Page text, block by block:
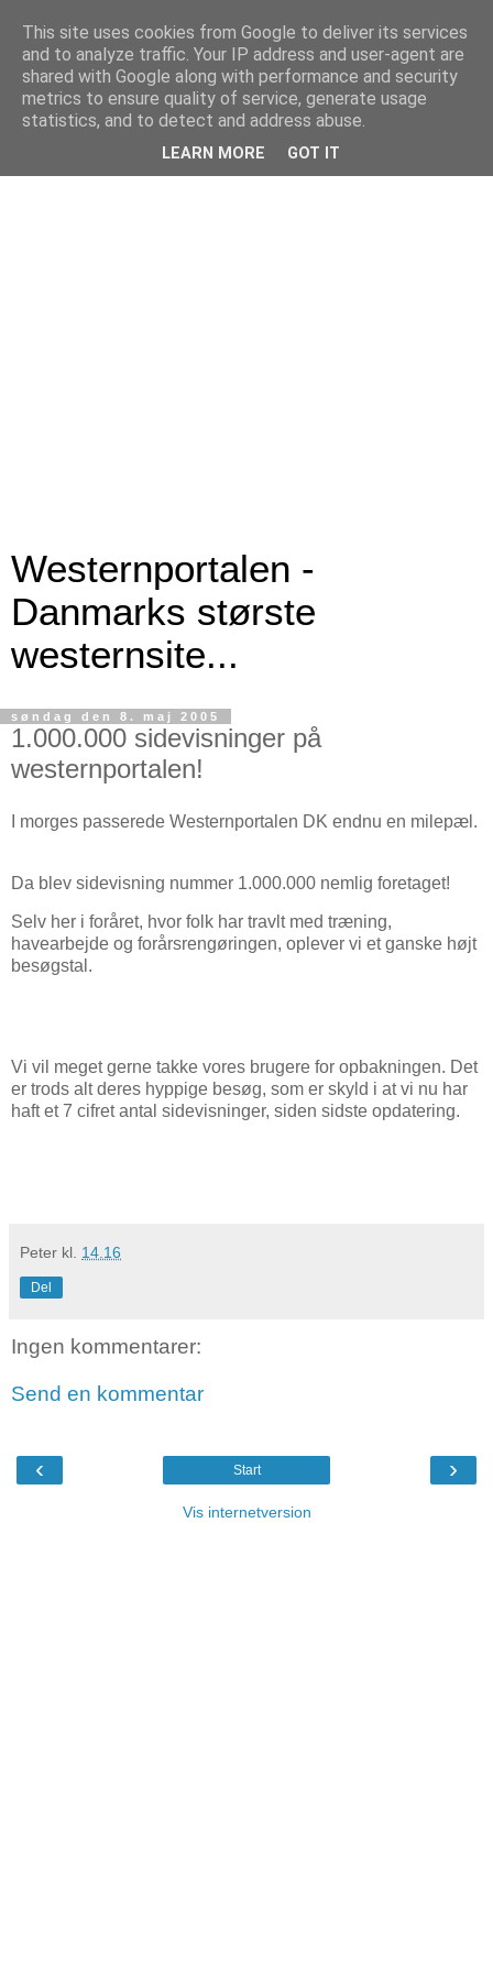
Westernportalen -
Danmarks største
westernsite...
søndag den 8. maj 2005
1.000.000 sidevisninger på
westernportalen!
I morges passerede Westernportalen DK endnu en milepæl.
Da blev sidevisning nummer 1.000.000 nemlig foretaget!
Selv her i foråret, hvor folk har travlt med træning,
havearbejde og forårsrengøringen, oplever vi et ganske højt
besøgstal.
Vi vil meget gerne takke vores brugere for opbakningen. Det
er trods alt deres hyppige besøg, som er skyld i at vi nu har
haft et 7 cifret antal sidevisninger, siden sidste opdatering.
Peter kl. 14.16
Del
Ingen kommentarer:
Send en kommentar
‹ ›
Start
Vis internetversion
This site uses cookies from Google to deliver its services
and to analyze traffic. Your IP address and user-agent are
shared with Google along with performance and security
metrics to ensure quality of service, generate usage
statistics, and to detect and address abuse.
LEARN MORE GOT IT